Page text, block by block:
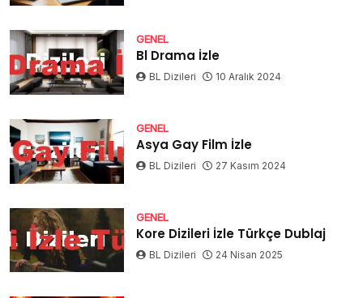
GENEL
Bl Drama İzle
BL Dizileri 10 Aralık 2024
GENEL
Asya Gay Film İzle
BL Dizileri 27 Kasım 2024
GENEL
Kore Dizileri İzle Türkçe Dublaj
BL Dizileri 24 Nisan 2025